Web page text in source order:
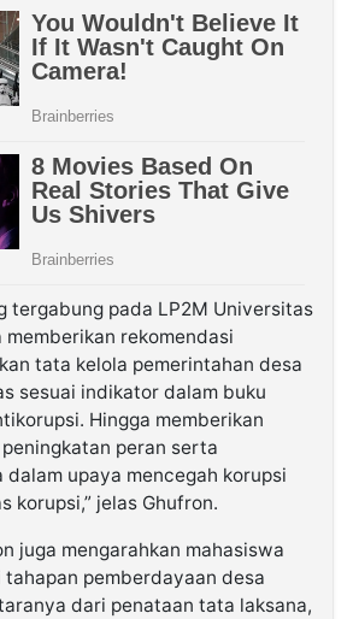
tergabung pada LP2M Universitas
rekomendasi
tata kelola pemerintahan desa
sesuai indikator dalam buku
Hingga memberikan
peran serta
dalam upaya mencegah korupsi
korupsi,” jelas Ghufron.
juga mengarahkan mahasiswa
tahapan pemberdayaan desa
dari penataan tata laksana,